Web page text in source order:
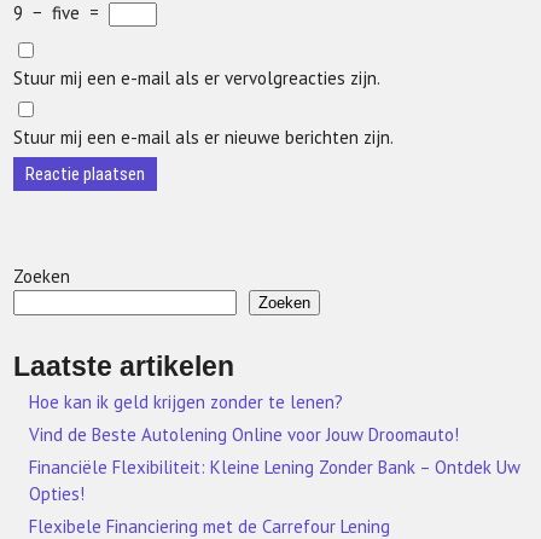
9 − five =
Stuur mij een e-mail als er vervolgreacties zijn.
Stuur mij een e-mail als er nieuwe berichten zijn.
Zoeken
Zoeken
Laatste artikelen
Hoe kan ik geld krijgen zonder te lenen?
Vind de Beste Autolening Online voor Jouw Droomauto!
Financiële Flexibiliteit: Kleine Lening Zonder Bank – Ontdek Uw
Opties!
Flexibele Financiering met de Carrefour Lening